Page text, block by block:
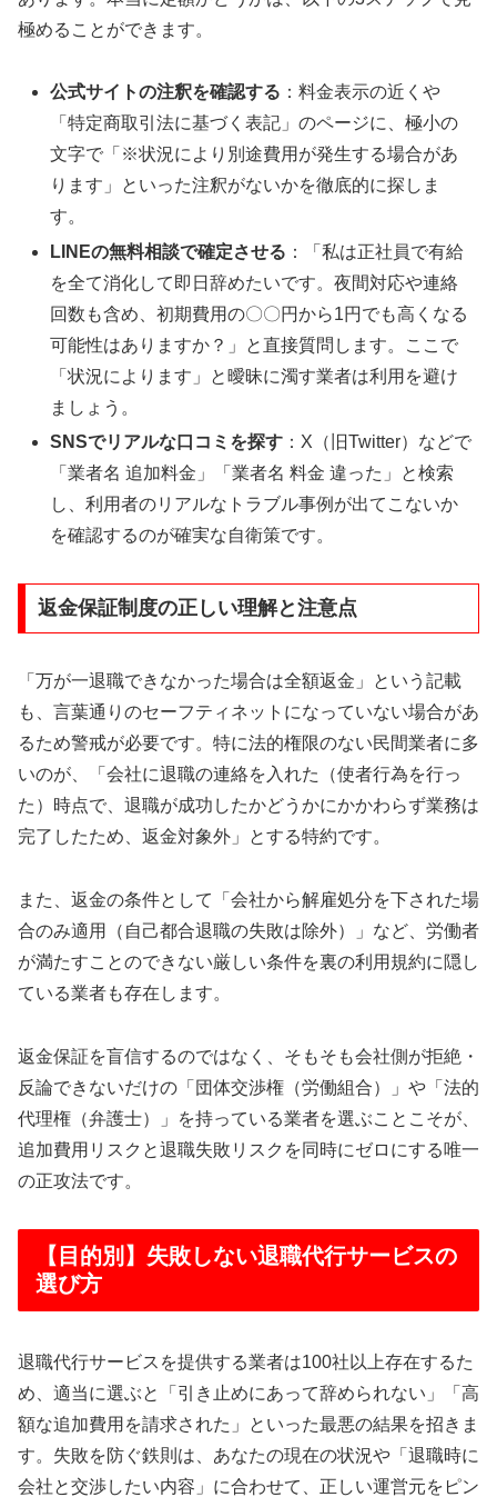
極めることができます。
公式サイトの注釈を確認する ：料金表示の近くや
「特定商取引法に基づく表記」のページに、極小の
文字で「※状況により別途費用が発生する場合があ
ります」といった注釈がないかを徹底的に探しま
す。
LINEの無料相談で確定させる ：「私は正社員で有給
を全て消化して即日辞めたいです。夜間対応や連絡
回数も含め、初期費用の〇〇円から1円でも高くなる
可能性はありますか？」と直接質問します。ここで
「状況によります」と曖昧に濁す業者は利用を避け
ましょう。
SNSでリアルな口コミを探す ：X（旧Twitter）などで
「業者名 追加料金」「業者名 料金 違った」と検索
し、利用者のリアルなトラブル事例が出てこないか
を確認するのが確実な自衛策です。
返金保証制度の正しい理解と注意点
「万が一退職できなかった場合は全額返金」という記載
も、言葉通りのセーフティネットになっていない場合があ
るため警戒が必要です。特に法的権限のない民間業者に多
いのが、「会社に退職の連絡を入れた（使者行為を行っ
た）時点で、退職が成功したかどうかにかかわらず業務は
完了したため、返金対象外」とする特約です。
また、返金の条件として「会社から解雇処分を下された場
合のみ適用（自己都合退職の失敗は除外）」など、労働者
が満たすことのできない厳しい条件を裏の利用規約に隠し
ている業者も存在します。
返金保証を盲信するのではなく、そもそも会社側が拒絶・
反論できないだけの「団体交渉権（労働組合）」や「法的
代理権（弁護士）」を持っている業者を選ぶことこそが、
追加費用リスクと退職失敗リスクを同時にゼロにする唯一
の正攻法です。
【目的別】失敗しない退職代行サービスの
選び方
退職代行サービスを提供する業者は100社以上存在するた
め、適当に選ぶと「引き止めにあって辞められない」「高
額な追加費用を請求された」といった最悪の結果を招きま
す。失敗を防ぐ鉄則は、あなたの現在の状況や「退職時に
会社と交渉したい内容」に合わせて、正しい運営元をピン